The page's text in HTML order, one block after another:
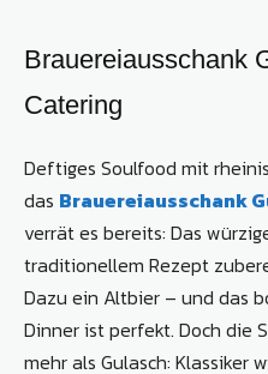
Brauereiausschank
Catering
Deftiges Soulfood mit
das Brauereiausschank
verrät es bereits: Das
traditionellem Rezept
Dazu ein Altbier – und das
Dinner ist perfekt. Doch die
mehr als Gulasch: Klassiker